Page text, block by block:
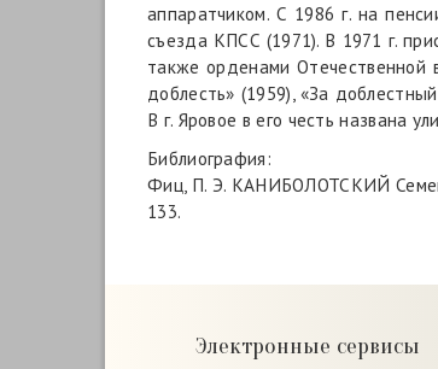
аппаратчиком. С 1986 г. на
съезда КПСС (1971). В 1971 г.
также орденами Отечественной
доблесть» (1959), «За
В г. Яровое в его честь названа
Библиография:
Фиц, П. Э. КАНИБОЛОТСКИЙ Семен
133.
Электронные сервисы